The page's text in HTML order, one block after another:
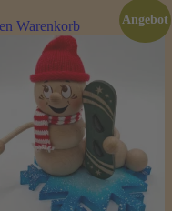
Warenkorb Angebot